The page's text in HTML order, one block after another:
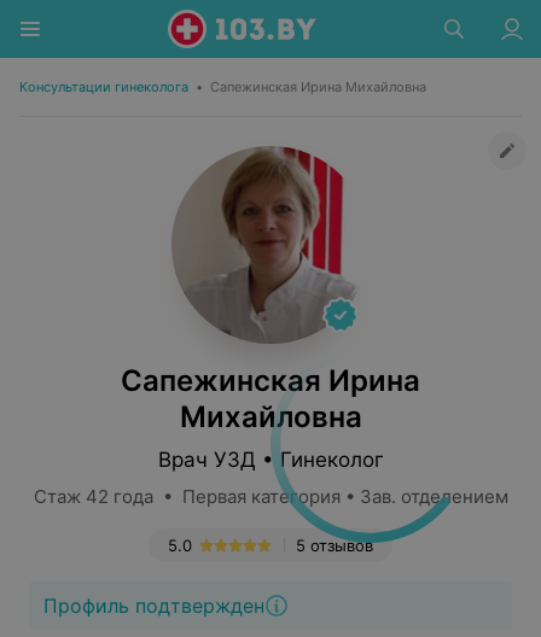
Консультации гинеколога • Сапежинская Ирина Михайловна
Сапежинская Ирина
Михайловна
Врач УЗД • Гинеколог
Стаж 42 года • Первая категория • Зав. отделением
5 отзывов
5.0
Профиль подтвержден